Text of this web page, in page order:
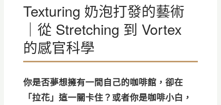
Texturing 奶泡打發的藝術
｜從 Stretching 到 Vortex
的感官科學
你是否夢想擁有一間自己的咖啡館，卻在
「拉花」這一關卡住？或者你是咖啡小白，